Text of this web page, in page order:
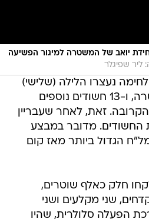
יואב של המשטרה למיגור הפשיעה
ליר שפיגלר
לחימה נעצרו הלילה (שלישי)
במבצע ענק של המשטרה, ו-13 חשודים נוספים
זאת, לאחר שעבריין
החשודים. מדובר במבצע
הגדול ביותר מאז קום
חלק כאלף שוטרים,
40 רובים, 13 אקדחים, שני מקלעים ושני
הפעלה סלולרית, שהיו